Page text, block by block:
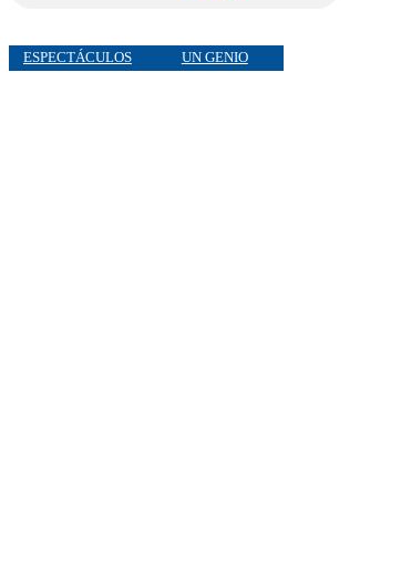
ESPECTÁCULOS UN GENIO